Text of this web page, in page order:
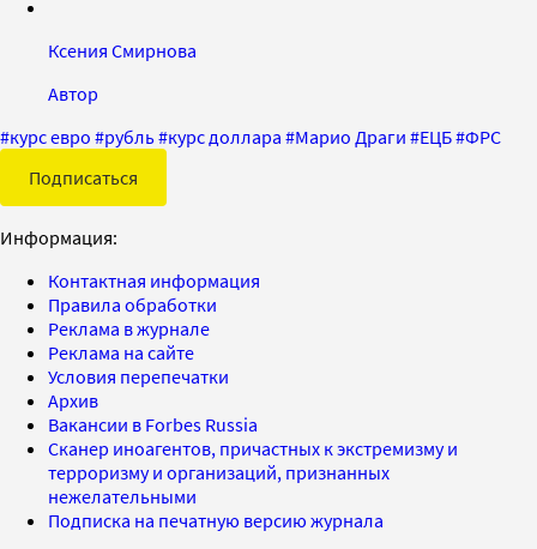
Ксения Смирнова
Автор
#курс евро #рубль#курс доллара #Марио Драги #ЕЦБ#ФРС
Подписаться
Информация:
Контактная информация
Правила обработки
Реклама в журнале
Реклама на сайте
Условия перепечатки
Архив
Вакансии в Forbes Russia
Сканер иноагентов, причастных к экстремизму и
терроризму и организаций, признанных
нежелательными
Подписка на печатную версию журнала